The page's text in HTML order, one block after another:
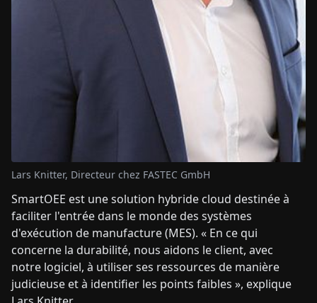
Lars Knitter, Directeur chez FASTEC GmbH
SmartOEE est une solution hybride cloud destinée à
faciliter l'entrée dans le monde des systèmes
d'exécution de manufacture (MES). « En ce qui
concerne la durabilité, nous aidons le client, avec
notre logiciel, à utiliser ses ressources de manière
judicieuse et à identifier les points faibles », explique